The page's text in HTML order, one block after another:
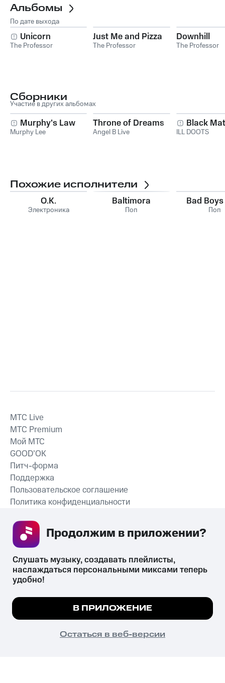
Альбомы
По дате выхода
Unicorn
The Professor
Just Me and Pizza
The Professor
Downhill
The Professor
Сборники
Участие в других альбомах
Murphy's Law
Murphy Lee
Throne of Dreams
Angel B Live
Black
ILL DOOTS
Похожие исполнители
O.K.
Электроника
Baltimora
Поп
Bad
Поп
СКАЧАТЬ ПРИЛОЖЕНИЕ
MTС Live
MTС Premium
Мой МТС
GOOD’OK
Питч-форма
Поддержка
Пользовательское соглашение
Политика конфиденциальности
психотропных веществ, их аналогов причиняет вред здоровью,
их незаконный оборот запрещён и влечёт установленную
законодательством ответственность.
© 2026 ООО «КИОН».
Все права защищены
Мы используем куки, чтобы на сайте все
Подробнее
ПОНЯТНО
Слушать музыку, создавать плейлисты,
наслаждаться персональными миксами теперь
удобно!
В ПРИЛОЖЕНИЕ
Остаться в веб-версии